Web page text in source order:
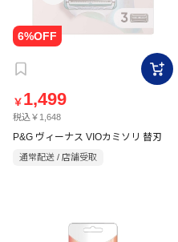
￥ 1,499
税込￥1,648
P&G ヴィーナス VIOカミソリ 替刃
通常配送 / 店舗受取